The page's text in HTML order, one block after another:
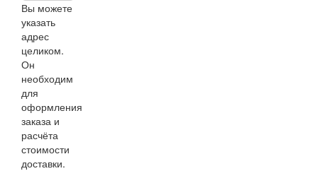
Вы можете
указать
адрес
целиком.
Он
необходим
для
оформления
заказа и
расчёта
стоимости
доставки.